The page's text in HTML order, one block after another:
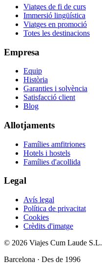
Viatges de fi de curs
Immersió lingüística
Viatges en promoció
Totes les destinacions
Empresa
Equip
Història
Garanties i solvència
Satisfacció client
Blog
Allotjaments
Famílies amfitriones
Hotels i hostels
Famílies d'acollida
Legal
Avís legal
Política de privacitat
Cookies
Crèdits d'imatge
© 2026 Viajes Cum Laude S.L.
Barcelona · Des de 1996